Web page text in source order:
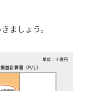
ましょう。